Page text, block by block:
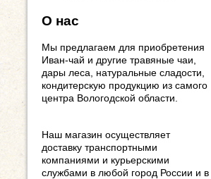
О нас
Мы предлагаем для приобретения
Иван-чай и другие травяные чаи,
дары леса, натуральные сладости,
кондитерскую продукцию из самого
центра Вологодской области.
Наш магазин осуществляет
доставку транспортными
компаниями и курьерскими
службами в любой город России и в